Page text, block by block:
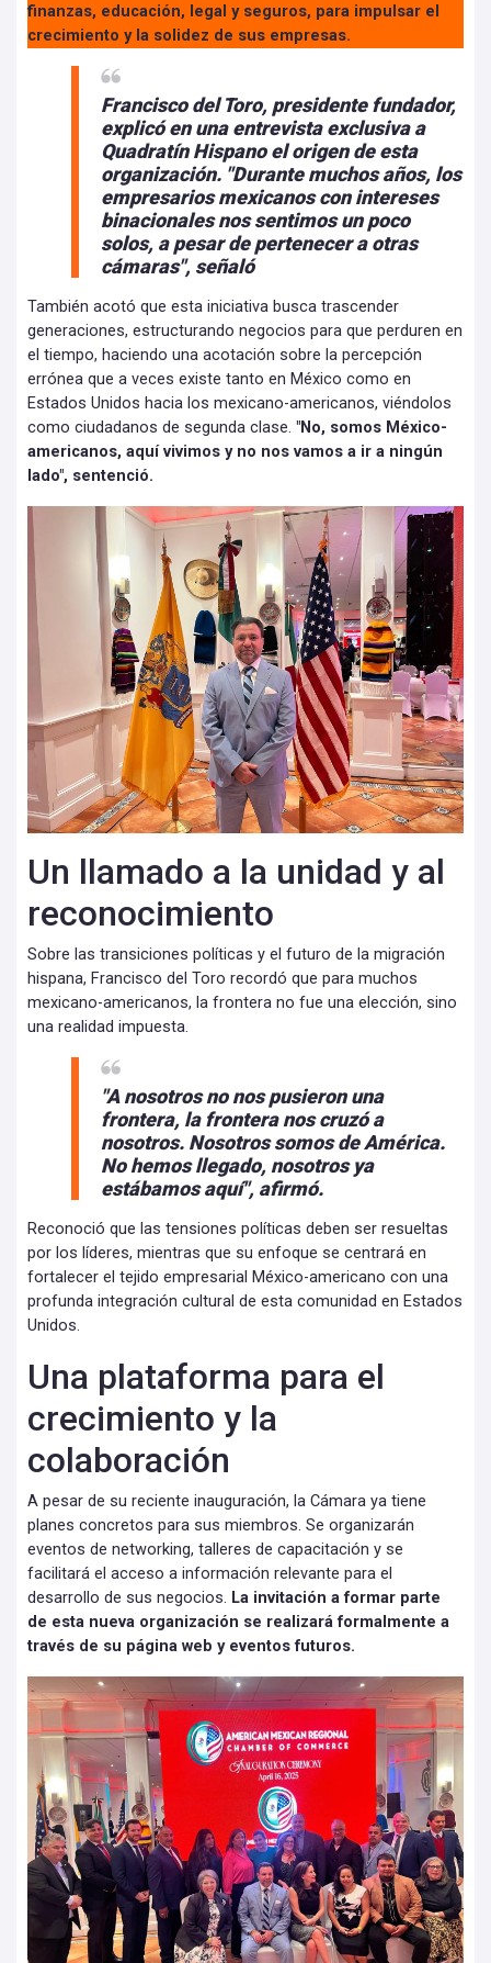
finanzas, educación, legal y seguros, para impulsar el
crecimiento y la solidez de sus empresas.
Francisco del Toro, presidente fundador,
explicó en una entrevista exclusiva a
Quadratín Hispano el origen de esta
organización. "Durante muchos años, los
empresarios mexicanos con intereses
binacionales nos sentimos un poco
solos, a pesar de pertenecer a otras
cámaras", señaló
También acotó que esta iniciativa busca trascender
generaciones, estructurando negocios para que perduren en
el tiempo, haciendo una acotación sobre la percepción
errónea que a veces existe tanto en México como en
Estados Unidos hacia los mexicano-americanos, viéndolos
como ciudadanos de segunda clase. "No, somos México-
americanos, aquí vivimos y no nos vamos a ir a ningún
lado", sentenció.
Un llamado a la unidad y al
reconocimiento
Sobre las transiciones políticas y el futuro de la migración
hispana, Francisco del Toro recordó que para muchos
mexicano-americanos, la frontera no fue una elección, sino
una realidad impuesta.
"A nosotros no nos pusieron una
frontera, la frontera nos cruzó a
nosotros. Nosotros somos de América.
No hemos llegado, nosotros ya
estábamos aquí", afirmó.
Reconoció que las tensiones políticas deben ser resueltas
por los líderes, mientras que su enfoque se centrará en
fortalecer el tejido empresarial México-americano con una
profunda integración cultural de esta comunidad en Estados
Unidos.
Una plataforma para el
crecimiento y la
colaboración
A pesar de su reciente inauguración, la Cámara ya tiene
planes concretos para sus miembros. Se organizarán
eventos de networking, talleres de capacitación y se
facilitará el acceso a información relevante para el
desarrollo de sus negocios. La invitación a formar parte
de esta nueva organización se realizará formalmente a
través de su página web y eventos futuros.